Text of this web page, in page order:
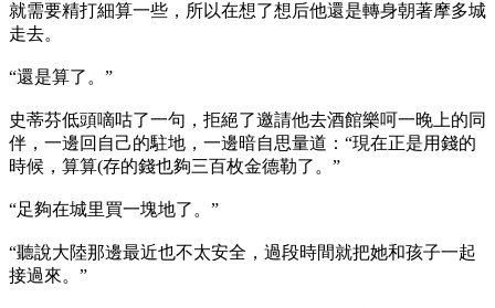
就需要精打細算一些，所以在想了想后他還是轉身朝著摩多城
走去。
“還是算了。”
史蒂芬低頭嘀咕了一句，拒絕了邀請他去酒館樂呵一晚上的同
伴，一邊回自己的駐地，一邊暗自思量道：“現在正是用錢的
時候，算算(存的錢也夠三百枚金德勒了。”
“足夠在城里買一塊地了。”
“聽說大陸那邊最近也不太安全，過段時間就把她和孩子一起
接過來。”